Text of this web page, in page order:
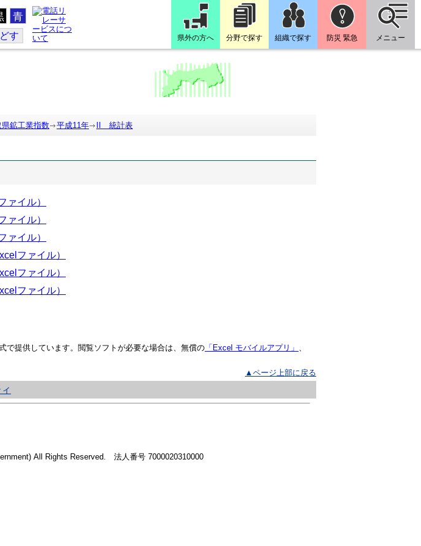
青
す 県外の方へ 分野で探す 組織で探す 防災 緊急 メニュー
県鉱工業指数 平成11年 II 統計表
イル）
イル）
イル）
ファイル）
ファイル）
ファイル）
で提供しています。閲覧ソフトが必要な場合は、無償の 「Excel モバイルアプリ」 、
▲ページ上部に戻る
All Rights Reserved. 法人番号 7000020310000